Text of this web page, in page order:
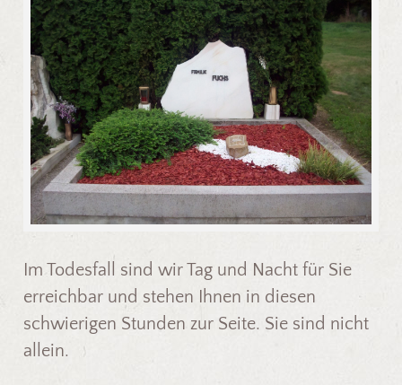
Im Todesfall sind wir Tag und Nacht für Sie
erreichbar und stehen Ihnen in diesen
schwierigen Stunden zur Seite. Sie sind nicht
allein.